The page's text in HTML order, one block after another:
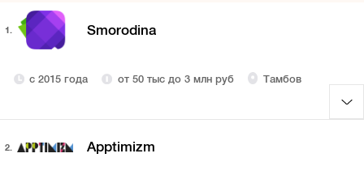
1. Smorodina
с 2015 года от 50 тыс до 3 млн руб Тамбов
2. Apptimizm